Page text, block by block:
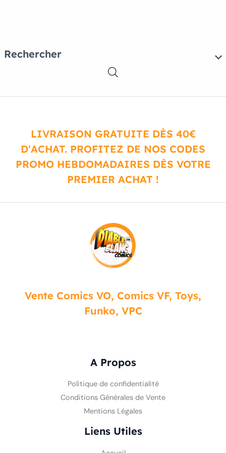
Rechercher
LIVRAISON GRATUITE DÈS 40€
D'ACHAT. PROFITEZ DE NOS CODES
PROMO HEBDOMADAIRES DÈS VOTRE
PREMIER ACHAT !
Vente Comics VO, Comics VF, Toys,
Funko, VPC
A Propos
Politique de confidentialité
Conditions Générales de Vente
Mentions Légales
Liens Utiles